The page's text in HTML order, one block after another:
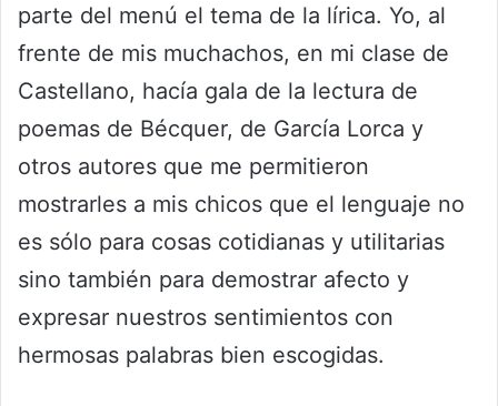
parte del menú el tema de la lírica. Yo, al
frente de mis muchachos, en mi clase de
Castellano, hacía gala de la lectura de
poemas de Bécquer, de García Lorca y
otros autores que me permitieron
mostrarles a mis chicos que el lenguaje no
es sólo para cosas cotidianas y utilitarias
sino también para demostrar afecto y
expresar nuestros sentimientos con
hermosas palabras bien escogidas.